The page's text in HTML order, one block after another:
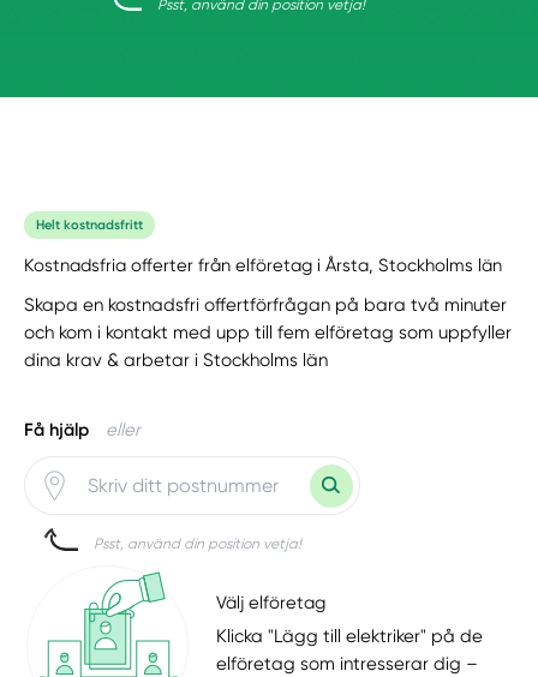
Psst, använd din position vetja!
Helt kostnadsfritt
Kostnadsfria offerter från elföretag i Årsta, Stockholms län
Skapa en kostnadsfri offertförfrågan på bara två minuter
och kom i kontakt med upp till fem elföretag som uppfyller
dina krav & arbetar i Stockholms län
Få hjälp eller
Psst, använd din position vetja!
Välj elföretag
Klicka "Lägg till elektriker" på de
elföretag som intresserar dig –